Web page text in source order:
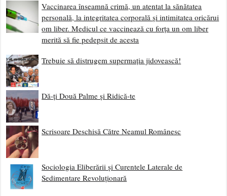
Vaccinarea înseamnă crimă, un atentat la sănătatea
personală, la integritatea corporală și intimitatea oricărui
om liber. Medicul ce vaccinează cu forța un om liber
merită să fie pedepsit de acesta
Trebuie să distrugem supermația jidovească!
Dă-ți Două Palme și Ridică-te
Scrisoare Deschisă Către Neamul Românesc
Sociologia Eliberării și Curentele Laterale de
Sedimentare Revoluționară